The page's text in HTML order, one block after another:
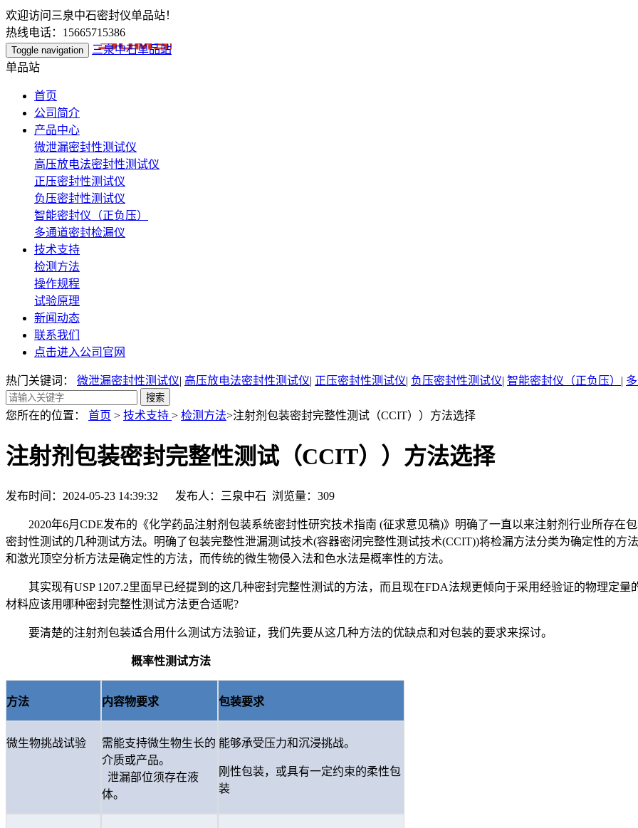
欢迎访问三泉中石密封仪单品站！
热线电话：15665715386
Toggle navigation
三泉中石单品站
单品站
首页
公司简介
产品中心
微泄漏密封性测试仪
高压放电法密封性测试仪
正压密封性测试仪
负压密封性测试仪
智能密封仪（正负压）
多通道密封检漏仪
技术支持
检测方法
操作规程
试验原理
新闻动态
联系我们
点击进入公司官网
热门关键词： 微泄漏密封性测试仪| 高压放电法密封性测试仪| 正压密封性测试仪| 负压密封性测试仪| 智能密封仪（正负压） |
您所在的位置： 首页 > 技术支持 > 检测方法>注射剂包装密封完整性测试（CCIT））方法选择
注射剂包装密封完整性测试（CCIT））方法选择
发布时间：2024-05-23 14:39:32 发布人：三泉中石 浏览量： 309
2020年6月CDE发布的《化学药品注射剂包装系统密封性研究技术指南 (征求意见稿)》明确了一直以来注射剂行业所存在
密封性测试的几种测试方法。明确了包装完整性泄漏测试技术(容器密闭完整性测试技术(CCIT))将检漏方法分类为确定性的方
和激光顶空分析方法是确定性的方法，而传统的微生物侵入法和色水法是概率性的方法。
其实现有USP 1207.2里面早已经提到的这几种密封完整性测试的方法，而且现在FDA法规更倾向于采用经验证的物理定量
材料应该用哪种密封完整性测试方法更合适呢?
要清楚的注射剂包装适合用什么测试方法验证，我们先要从这几种方法的优缺点和对包装的要求来探讨。
概率性测试方法
方法 内容物要求 包装要求
微生物挑战试验
需能支持微生物生长的
介质或产品。
泄漏部位须存在液
体。
能够承受压力和沉浸挑战。
刚性包装，或具有一定约束的柔性包
装